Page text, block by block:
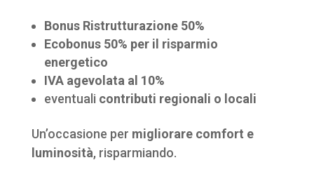
Bonus Ristrutturazione 50%
Ecobonus 50% per il risparmio
energetico
IVA agevolata al 10%
eventuali contributi regionali o locali
Un’occasione per migliorare comfort e
luminosità, risparmiando.